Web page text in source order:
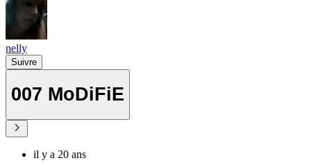
nelly
Suivre
007 MoDiFiE
il y a 20 ans